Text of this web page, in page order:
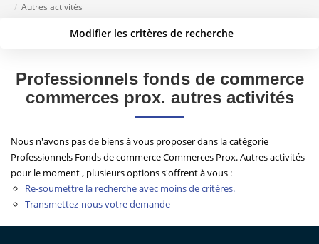
ESTIMATION
NOTRE AGENCE
EXTRANET
Autres activités
Modifier les critères de recherche
Type de bien
Surface min
Créer une alerte
Professionnels fonds de commerce
commerces prox. autres activités
Nous n'avons pas de biens à vous proposer dans la catégorie
Professionnels Fonds de commerce Commerces Prox. Autres activités
pour le moment , plusieurs options s'offrent à vous :
Re-soumettre la recherche avec moins de critères.
Transmettez-nous votre demande